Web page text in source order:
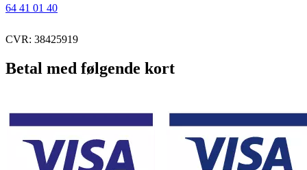
64 41 01 40
CVR: 38425919
Betal med følgende kort